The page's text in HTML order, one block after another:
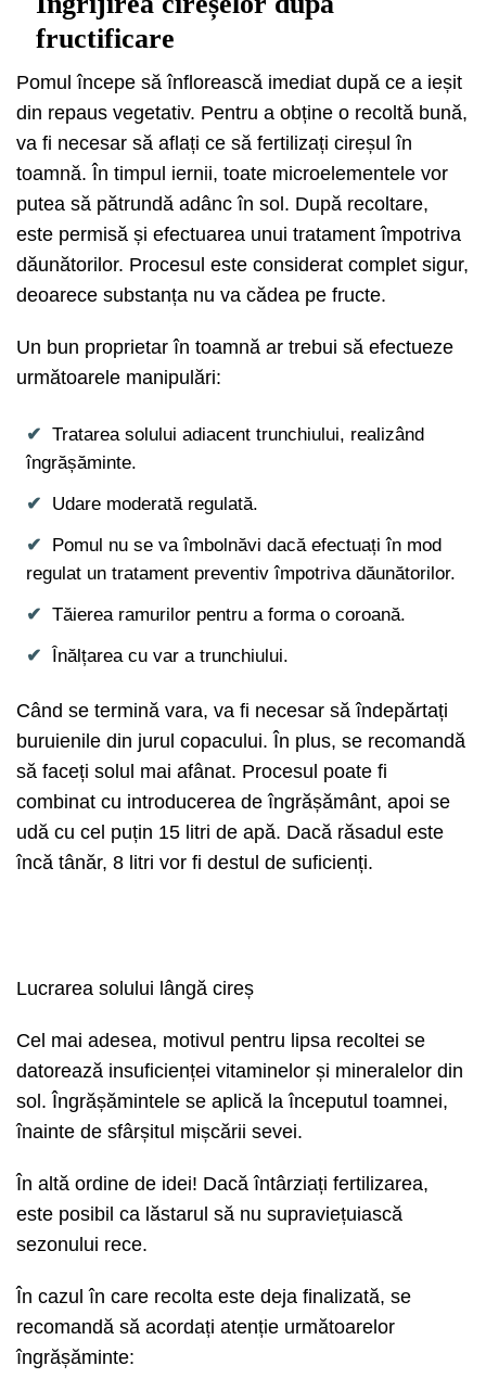
fructificare
Pomul începe să înflorească imediat după ce a ieșit
din repaus vegetativ. Pentru a obține o recoltă bună,
va fi necesar să aflați ce să fertilizați cireșul în
toamnă. În timpul iernii, toate microelementele vor
putea să pătrundă adânc în sol. După recoltare,
este permisă și efectuarea unui tratament împotriva
dăunătorilor. Procesul este considerat complet sigur,
deoarece substanța nu va cădea pe fructe.
Un bun proprietar în toamnă ar trebui să efectueze
următoarele manipulări:
Tratarea solului adiacent trunchiului, realizând
îngrășăminte.
Udare moderată regulată.
Pomul nu se va îmbolnăvi dacă efectuați în mod
regulat un tratament preventiv împotriva dăunătorilor.
Tăierea ramurilor pentru a forma o coroană.
Înălțarea cu var a trunchiului.
Când se termină vara, va fi necesar să îndepărtați
buruienile din jurul copacului. În plus, se recomandă
să faceți solul mai afânat. Procesul poate fi
combinat cu introducerea de îngrășământ, apoi se
udă cu cel puțin 15 litri de apă. Dacă răsadul este
încă tânăr, 8 litri vor fi destul de suficienți.
Lucrarea solului lângă cireș
Cel mai adesea, motivul pentru lipsa recoltei se
datorează insuficienței vitaminelor și mineralelor din
sol. Îngrășămintele se aplică la începutul toamnei,
înainte de sfârșitul mișcării sevei.
În altă ordine de idei! Dacă întârziați fertilizarea,
este posibil ca lăstarul să nu supraviețuiască
sezonului rece.
În cazul în care recolta este deja finalizată, se
recomandă să acordați atenție următoarelor
îngrășăminte: